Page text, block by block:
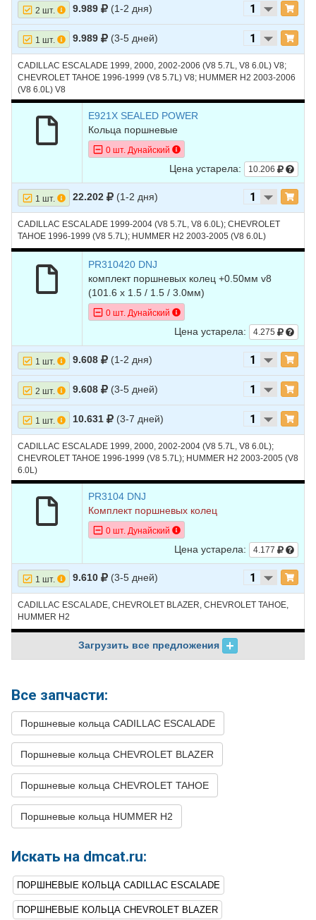
2 шт. 9.989 (1-2 дня)
1 шт. 9.989 (3-5 дней)
CADILLAC ESCALADE 1999, 2000, 2002-2006 (V8 5.7L, V8 6.0L) V8;
CHEVROLET TAHOE 1996-1999 (V8 5.7L) V8; HUMMER H2 2003-2006
(V8 6.0L) V8
E921X SEALED POWER
Кольца поршневые
0 шт. Дунайский
Цена устарела: 10.206
1 шт. 22.202 (1-2 дня)
CADILLAC ESCALADE 1999-2004 (V8 5.7L, V8 6.0L); CHEVROLET
TAHOE 1996-1999 (V8 5.7L); HUMMER H2 2003-2005 (V8 6.0L)
PR310420 DNJ
комплект поршневых колец +0.50мм v8
(101.6 х 1.5 / 1.5 / 3.0мм)
0 шт. Дунайский
Цена устарела: 4.275
1 шт. 9.608 (1-2 дня)
2 шт. 9.608 (3-5 дней)
1 шт. 10.631 (3-7 дней)
CADILLAC ESCALADE 1999, 2000, 2002-2004 (V8 5.7L, V8 6.0L);
CHEVROLET TAHOE 1996-1999 (V8 5.7L); HUMMER H2 2003-2005 (V8
6.0L)
PR3104 DNJ
Комплект поршневых колец
0 шт. Дунайский
Цена устарела: 4.177
1 шт. 9.610 (3-5 дней)
CADILLAC ESCALADE, CHEVROLET BLAZER, CHEVROLET TAHOE,
HUMMER H2
Загрузить все предложения
Все запчасти:
Поршневые кольца CADILLAC ESCALADE
Поршневые кольца CHEVROLET BLAZER
Поршневые кольца CHEVROLET TAHOE
Поршневые кольца HUMMER H2
Искать на dmcat.ru:
ПОРШНЕВЫЕ КОЛЬЦА CADILLAC ESCALADE
ПОРШНЕВЫЕ КОЛЬЦА CHEVROLET BLAZER